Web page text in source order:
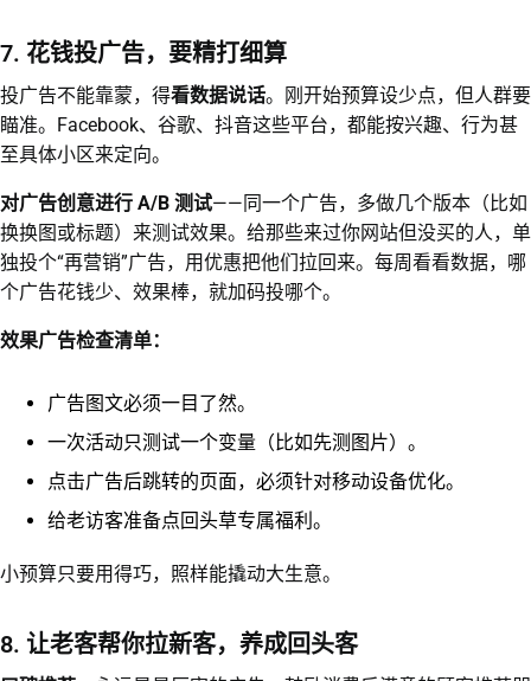
7. 花钱投广告，要精打细算
投广告不能靠蒙，得看数据说话。刚开始预算设少点，但人群要
瞄准。Facebook、谷歌、抖音这些平台，都能按兴趣、行为甚
至具体小区来定向。
对广告创意进行 A/B 测试——同一个广告，多做几个版本（比如
换换图或标题）来测试效果。给那些来过你网站但没买的人，单
独投个“再营销”广告，用优惠把他们拉回来。每周看看数据，哪
个广告花钱少、效果棒，就加码投哪个。
效果广告检查清单：
广告图文必须一目了然。
一次活动只测试一个变量（比如先测图片）。
点击广告后跳转的页面，必须针对移动设备优化。
给老访客准备点回头草专属福利。
小预算只要用得巧，照样能撬动大生意。
8. 让老客帮你拉新客，养成回头客